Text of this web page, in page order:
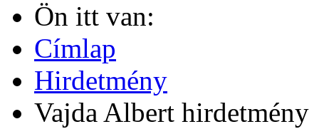
Ön itt van:
Címlap
Hirdetmény
Vajda Albert hirdetmény